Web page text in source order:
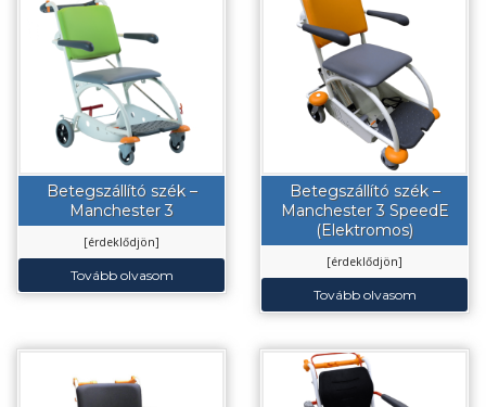
Betegszállító szék –
Manchester 3
[érdeklődjön]
Tovább olvasom
Betegszállító szék –
Manchester 3 SpeedE
(Elektromos)
[érdeklődjön]
Tovább olvasom